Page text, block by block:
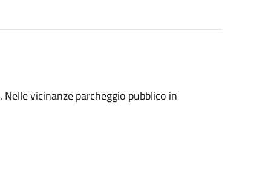
vicinanze parcheggio pubblico in